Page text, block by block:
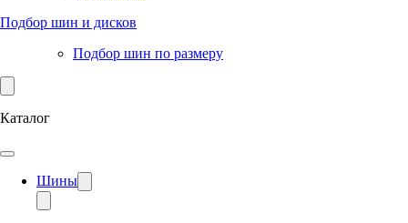
Подбор шин и дисков
Подбор шин по размеру
Каталог
Шины